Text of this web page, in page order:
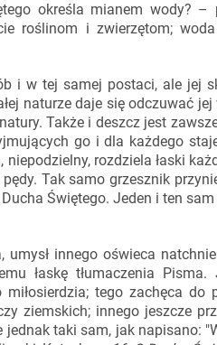
określa mianem wody?
roślinom i zwierzętom;
i w tej samej postaci, ale jej
naturze daje się odczuwać jej
Także i deszcz jest
go i dla każdego
rozdziela łaski
Tak samo grzesznik
Świętego. Jeden i ten
umysł innego oświeca
łaskę tłumaczenia
miłosierdzia; tego zachęca
ziemskich; innego jeszcze
taki sam, jak napisano: